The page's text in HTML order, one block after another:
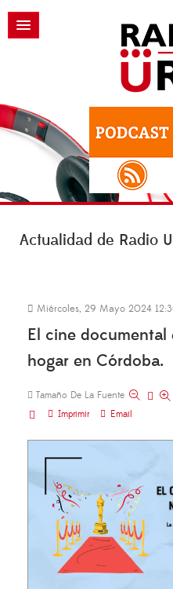
Actualidad de Radio
Miércoles, 29 Mayo 2024
El cine
hogar en Córdoba.
Tamaño De La Fuente
Imprimir
Email